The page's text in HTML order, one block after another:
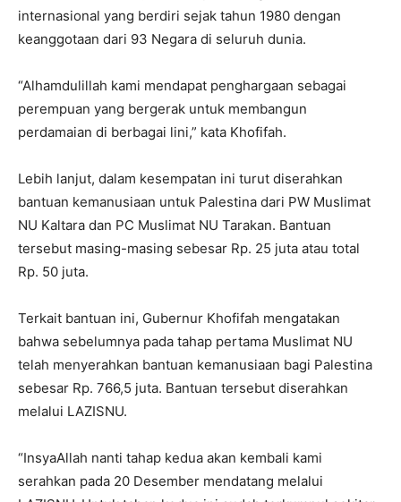
internasional yang berdiri sejak tahun 1980 dengan
keanggotaan dari 93 Negara di seluruh dunia.
“Alhamdulillah kami mendapat penghargaan sebagai
perempuan yang bergerak untuk membangun
perdamaian di berbagai lini,” kata Khofifah.
Lebih lanjut, dalam kesempatan ini turut diserahkan
bantuan kemanusiaan untuk Palestina dari PW Muslimat
NU Kaltara dan PC Muslimat NU Tarakan. Bantuan
tersebut masing-masing sebesar Rp. 25 juta atau total
Rp. 50 juta.
Terkait bantuan ini, Gubernur Khofifah mengatakan
bahwa sebelumnya pada tahap pertama Muslimat NU
telah menyerahkan bantuan kemanusiaan bagi Palestina
sebesar Rp. 766,5 juta. Bantuan tersebut diserahkan
melalui LAZISNU.
“InsyaAllah nanti tahap kedua akan kembali kami
serahkan pada 20 Desember mendatang melalui